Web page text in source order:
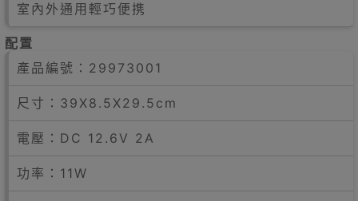
室內外通用輕巧便携
配置
產品編號：29973001
尺寸：39X8.5X29.5cm
電壓：DC 12.6V 2A
功率：11W